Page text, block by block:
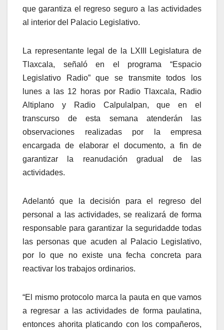
que garantiza el regreso seguro a las actividades
al interior del Palacio Legislativo.
La representante legal de la LXIII Legislatura de
Tlaxcala, señaló en el programa “Espacio
Legislativo Radio” que se transmite todos los
lunes a las 12 horas por Radio Tlaxcala, Radio
Altiplano y Radio Calpulalpan, que en el
transcurso de esta semana atenderán las
observaciones realizadas por la empresa
encargada de elaborar el documento, a fin de
garantizar la reanudación gradual de las
actividades.
Adelantó que la decisión para el regreso del
personal a las actividades, se realizará de forma
responsable para garantizar la seguridadde todas
las personas que acuden al Palacio Legislativo,
por lo que no existe una fecha concreta para
reactivar los trabajos ordinarios.
“El mismo protocolo marca la pauta en que vamos
a regresar a las actividades de forma paulatina,
entonces ahorita platicando con los compañeros,